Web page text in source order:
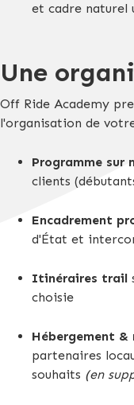
et cadre naturel
Une
Off Ride Academy
l'organisation de
Programme sur
clients
Encadrement
d'État et
Itinéraires trail
choisie
Hébergement
partenaires
souhaits (en